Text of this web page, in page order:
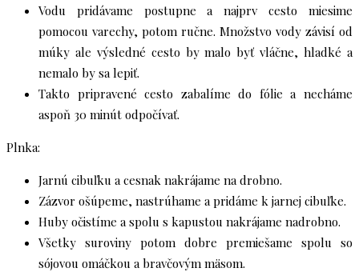
Vodu pridávame postupne a najprv cesto miesime
pomocou varechy, potom ručne. Množstvo vody závisí od
múky ale výsledné cesto by malo byť vláčne, hladké a
nemalo by sa lepiť.
Takto pripravené cesto zabalíme do fólie a necháme
aspoň 30 minút odpočívať.
Plnka:
Jarnú cibuľku a cesnak nakrájame na drobno.
Zázvor ošúpeme, nastrúhame a pridáme k jarnej cibuľke.
Huby očistíme a spolu s kapustou nakrájame nadrobno.
Všetky suroviny potom dobre premiešame spolu so
sójovou omáčkou a bravčovým mäsom.